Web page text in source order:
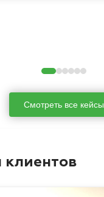
Смотреть все кейсы